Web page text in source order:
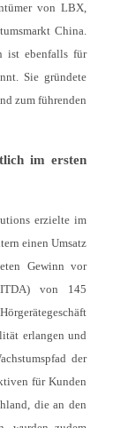
von LBX,
China.
ist ebenfalls für
Sie gründete
zum führenden
im ersten
erzielte im
einen Umsatz
Gewinn vor
von 145
erlangen und
der
für Kunden
die an den